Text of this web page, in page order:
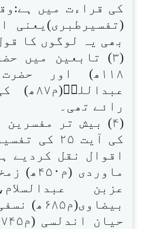
کی قراءت میں
(تفسیرطبری)یعنی
بھی یہ لوگوں کا
(۳) تابعین میں
۱۱۸ھ) اور
رائے تھی۔
(۴) بیش تر
کی آیت ۲۵
اقوال نقل کردیے